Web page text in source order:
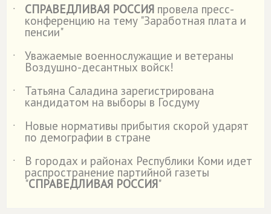
˙ СПРАВЕДЛИВАЯ РОССИЯ провела пресс-
конференцию на тему "Заработная плата и
пенсии"
˙
Уважаемые военнослужащие и ветераны
Воздушно-десантных войск!
˙
Татьяна Саладина зарегистрирована
кандидатом на выборы в Госдуму
˙
Новые нормативы прибытия скорой ударят
по демографии в стране
˙
В городах и районах Республики Коми идет
распространение партийной газеты
"СПРАВЕДЛИВАЯ РОССИЯ"